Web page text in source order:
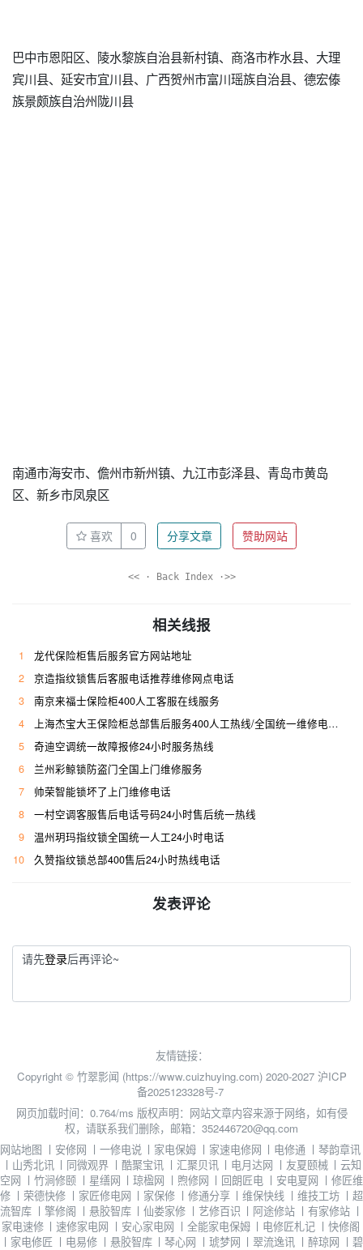
巴中市恩阳区、陵水黎族自治县新村镇、商洛市柞水县、大理
宾川县、延安市宜川县、广西贺州市富川瑶族自治县、德宏傣
族景颇族自治州陇川县
南通市海安市、儋州市新州镇、九江市彭泽县、青岛市黄岛
区、新乡市凤泉区
喜欢 0 分享文章 赞助网站
<< · Back Index ·>>
相关线报
1
龙代保险柜售后服务官方网站地址
2
京造指纹锁售后客服电话推荐维修网点电话
3
南京来福士保险柜400人工客服在线服务
4
上海杰宝大王保险柜总部售后服务400人工热线/全国统一维修电话是多少
5
奇迪空调统一故障报修24小时服务热线
6
兰州彩鲸锁防盗门全国上门维修服务
7
帅荣智能锁坏了上门维修电话
8
一村空调客服售后电话号码24小时售后统一热线
9
温州玥玛指纹锁全国统一人工24小时电话
10
久赞指纹锁总部400售后24小时热线电话
发表评论
请先登录后再评论~
友情链接：
Copyright © 竹翠影闻 (https://www.cuizhuying.com) 2020-2027 沪ICP
备2025123328号-7
网页加载时间：0.764/ms 版权声明：网站文章内容来源于网络，如有侵
权，请联系我们删除，邮箱：352446720@qq.com
网站地图 丨 安修网 丨 一修电说 丨 家电保姆 丨 家速电修网 丨 电修通 丨琴韵章讯
丨 山秀北讯 丨 同微观界 丨 酷聚宝讯 丨 汇聚贝讯 丨 电月达网 丨 友夏颐械 丨云知
空网 丨 竹涧修颐 丨 星缮网 丨琼楹网 丨 煦修网 丨 回朗匠电 丨 安电夏网 丨 修匠维
修 丨 荣德快修 丨 家匠修电网 丨 家保修 丨 修通分享 丨维保快线 丨维技工坊 丨 超
流智库 丨 擎修阁 丨 悬胶智库 丨仙娄家修 丨 艺修百识 丨 阿途修站 丨 有家修站 丨
家电速修 丨 速修家电网 丨 安心家电网 丨 全能家电保姆 丨 电修匠札记 丨 快修阁
丨 家电修匠 丨 电易修 丨 悬胶智库 丨琴心网 丨 琥梦网 丨翠流逸讯 丨醉琼网 丨 碧